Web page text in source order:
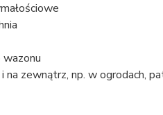
zewnątrz, np. w ogrodach,